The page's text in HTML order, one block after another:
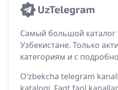
Самый большой каталог
Узбекистане. Только
категориям и с
O‘zbekcha telegram